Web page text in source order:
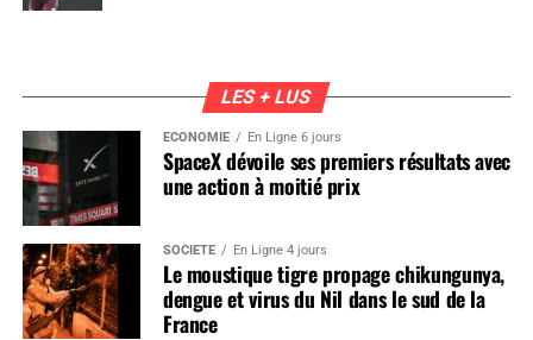
LES + LUS
ÉCONOMIE En Ligne 6 jours
SpaceX dévoile ses premiers résultats avec
une action à moitié prix
SOCIÉTÉ En Ligne 4 jours
Le moustique tigre propage chikungunya,
dengue et virus du Nil dans le sud de la
France